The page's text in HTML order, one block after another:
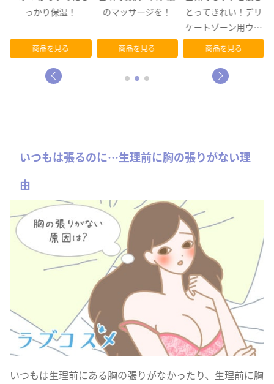
っかり保湿！
商品を見る
のマッサージを！
商品を見る
とってきれい！デリ
ケートゾーン用ウェ
ットシート
商品を見る
いつもは張るのに…生理前に胸の張りがない理
由
いつもは生理前にある胸の張りがなかったり、生理前に胸